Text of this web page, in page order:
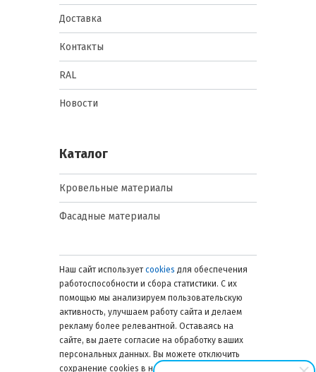
Доставка
Контакты
RAL
Новости
Каталог
Кровельные материалы
Фасадные материалы
Наш сайт использует cookies для обеспечения
работоспособности и сбора статистики. С их
помощью мы анализируем пользовательскую
активность, улучшаем работу сайта и делаем
рекламу более релевантной. Оставаясь на
сайте, вы даете согласие на обработку ваших
персональных данных. Вы можете отключить
сохранение cookies в настройках браузера в